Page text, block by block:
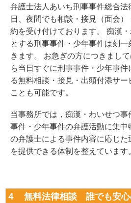
弁護士法人あいち刑事事件総合
日、夜間でも相談・接見（面会
約を受け付けております。 痴漢
とする刑事事件・少年事件は刻
きます。 お急ぎの方につきまし
ら当日すぐに刑事事件・少年事
る無料相談・接見・出頭付添サー
ことも可能です。
当事務所では，痴漢・わいせつ
事件・少年事件の弁護活動に集
の弁護士による事件内容に応じ
を提供できる体制を整えています
４ 無料法律相談 誰でも安心